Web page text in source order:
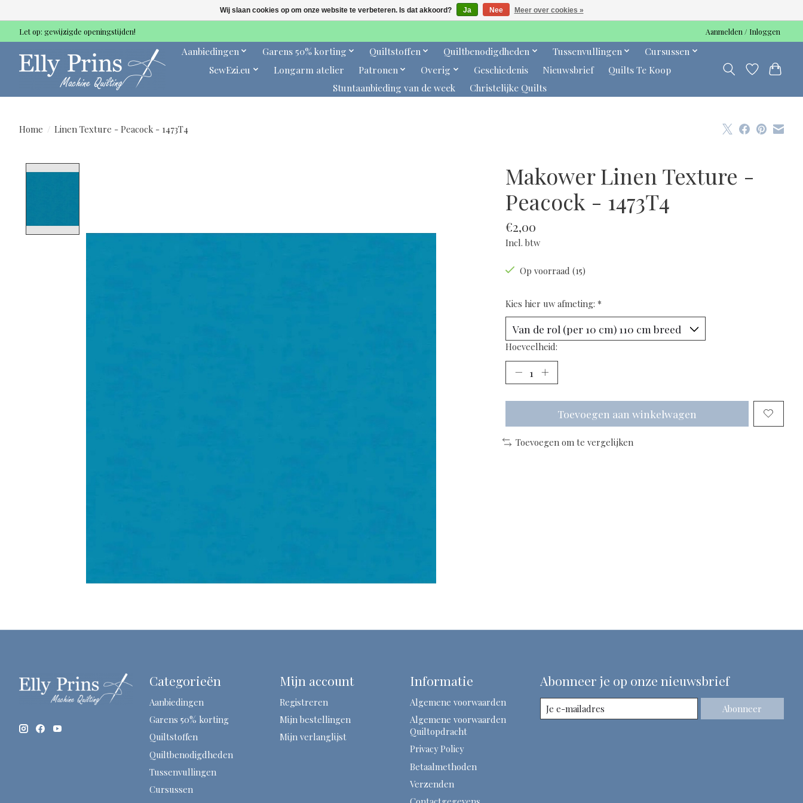
Let op: gewijzigde openingstijden! Aanmelden / Inloggen
Aanbiedingen Garens 50% korting Quiltstoffen Quiltbenodigdheden Tussenvullingen
Cursussen
SewEzi.eu
Longarm atelier Patronen Overig Geschiedenis Nieuwsbrief
Quilts Te Koop
Stuntaanbieding van de week
Christelijke Quilts
Home / Linen Texture - Peacock - 1473T4
Makower Linen Texture -
Peacock - 1473T4
€2,00
Incl. btw
Op voorraad (15)
Kies hier uw afmeting: *
Hoeveelheid:
Toevoegen aan winkelwagen
Toevoegen om te vergelijken
Categorieën
Aanbiedingen
Garens 50% korting
Quiltstoffen
Quiltbenodigdheden
Tussenvullingen
Cursussen
Mijn account
Registreren
Mijn bestellingen
Mijn verlanglijst
Informatie
Algemene voorwaarden
Algemene voorwaarden
Quiltopdracht
Privacy Policy
Betaalmethoden
Verzenden
Abonneer je op onze nieuwsbrief
Abonneer
Wij slaan cookies op om onze website te verbeteren. Is dat akkoord? Ja Nee Meer over cookies »